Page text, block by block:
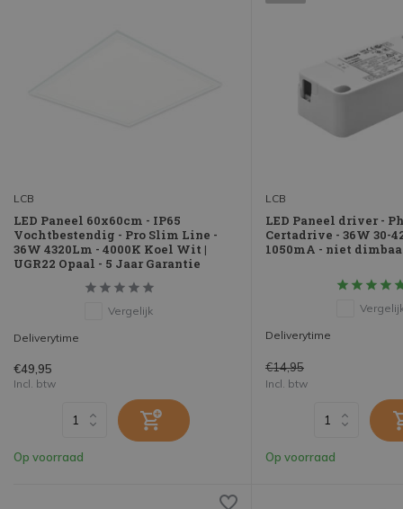
LCB
LED Paneel 60x60cm - IP65
Vochtbestendig - Pro Slim Line -
36W 4320Lm - 4000K Koel Wit |
UGR22 Opaal - 5 Jaar Garantie
Vergelijk
Deliverytime
€49,95
Incl. btw
Op voorraad
LCB
LED Paneel driver -
Certadrive - 36W 30-
1050mA - niet
Deliverytime
€14,95
Incl. btw
Op voorraad